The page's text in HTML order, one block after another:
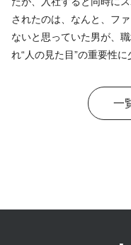
されたのは、なんと、フ
ないと思っていた男が、
れ“人の見た目”の重要性に
一